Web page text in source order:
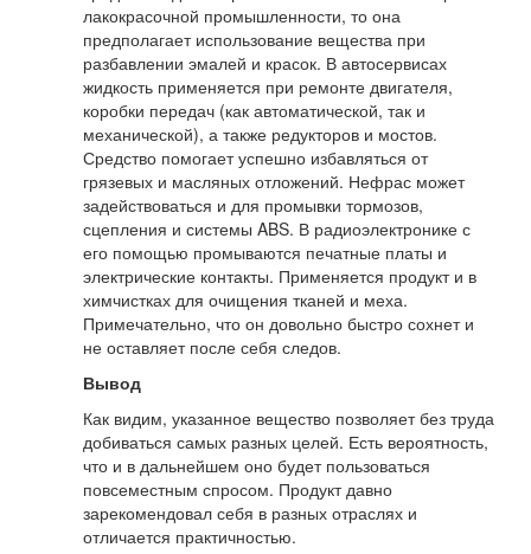
лакокрасочной промышленности, то она
предполагает использование вещества при
разбавлении эмалей и красок. В автосервисах
жидкость применяется при ремонте двигателя,
коробки передач (как автоматической, так и
механической), а также редукторов и мостов.
Средство помогает успешно избавляться от
грязевых и масляных отложений. Нефрас может
задействоваться и для промывки тормозов,
сцепления и системы ABS. В радиоэлектронике с
его помощью промываются печатные платы и
электрические контакты. Применяется продукт и в
химчистках для очищения тканей и меха.
Примечательно, что он довольно быстро сохнет и
не оставляет после себя следов.
Вывод
Как видим, указанное вещество позволяет без труда
добиваться самых разных целей. Есть вероятность,
что и в дальнейшем оно будет пользоваться
повсеместным спросом. Продукт давно
зарекомендовал себя в разных отраслях и
отличается практичностью.